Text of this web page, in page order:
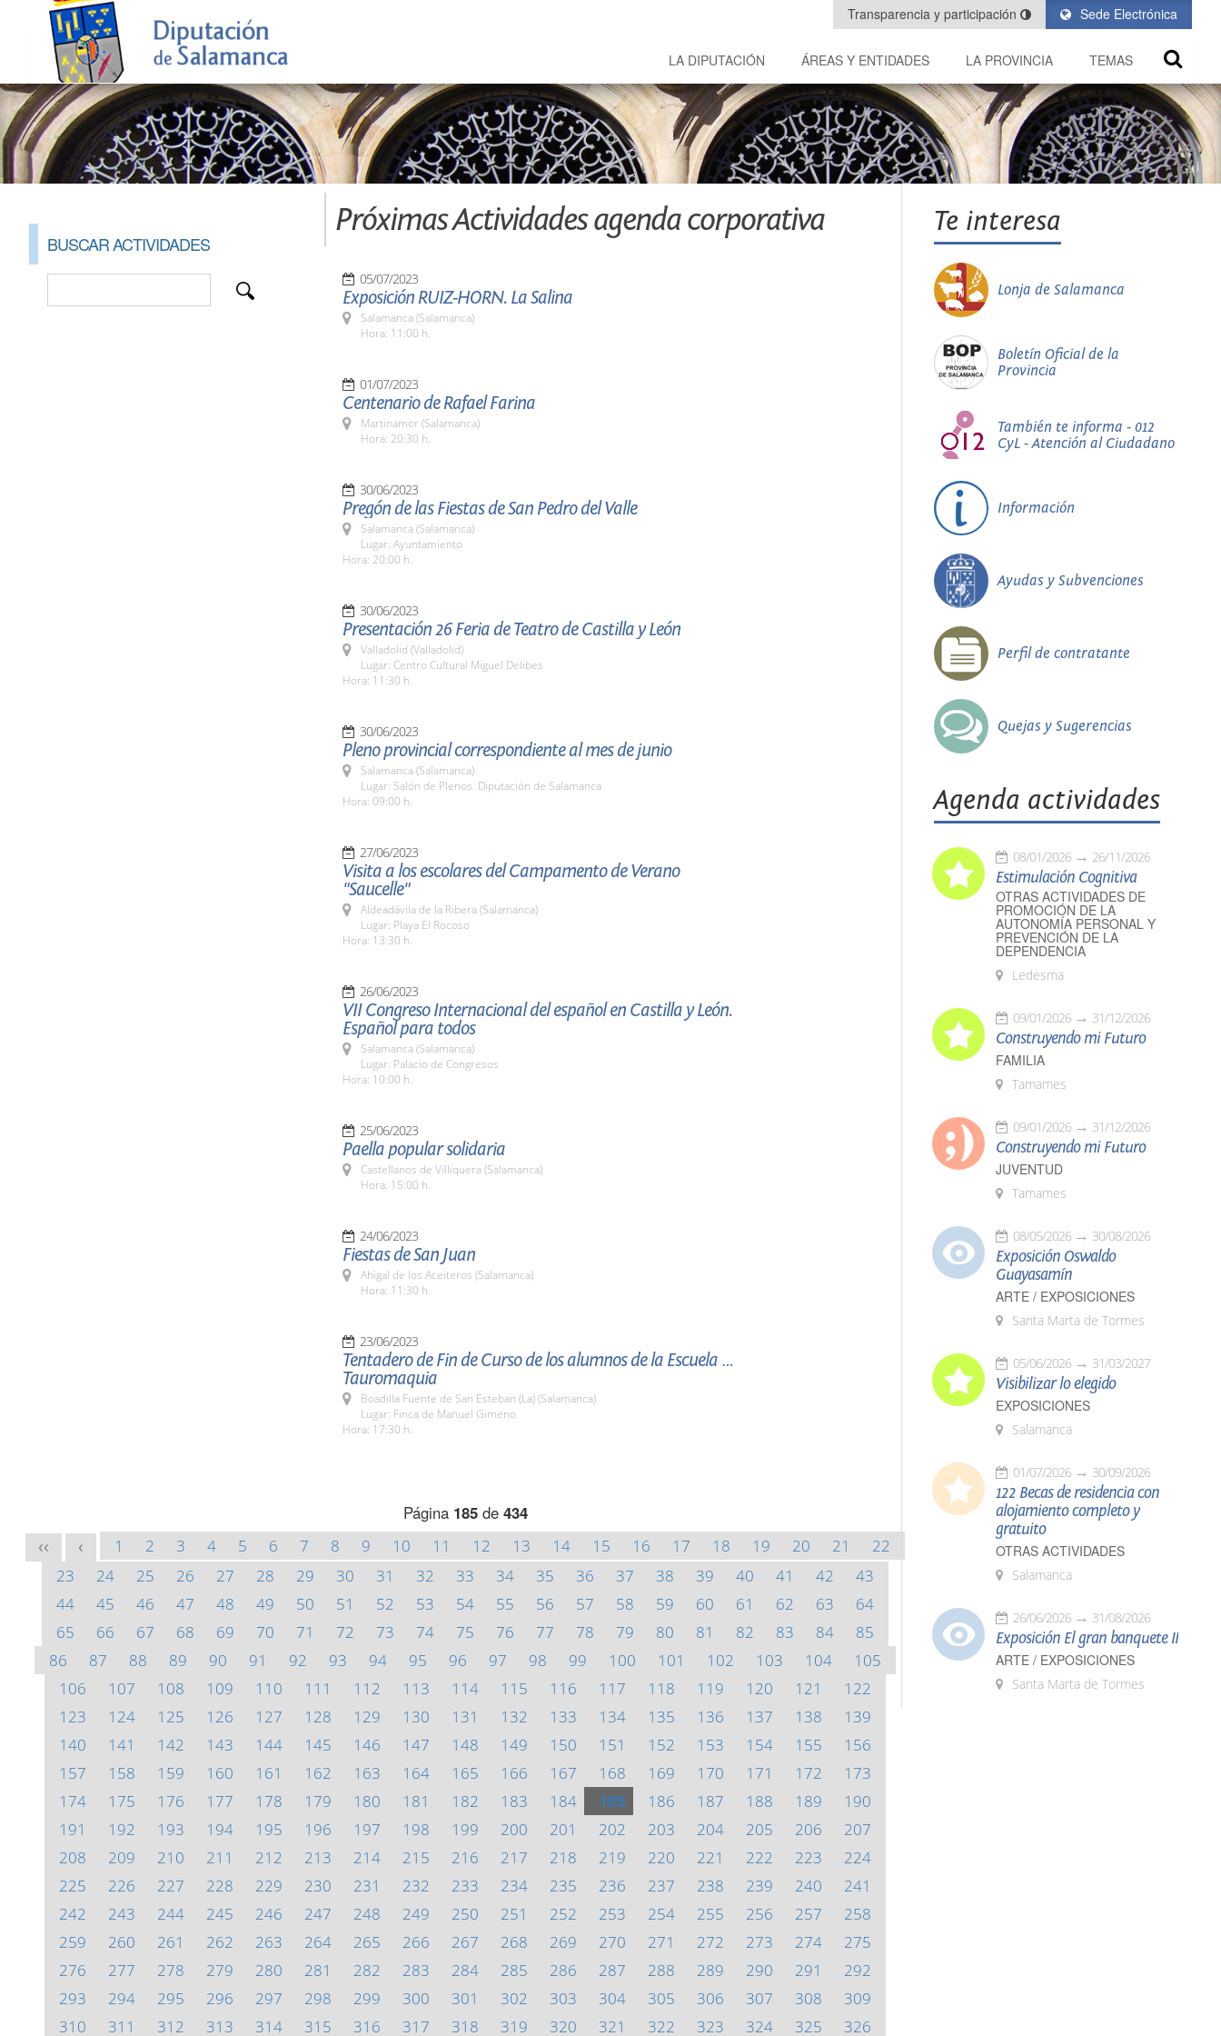
Sede Electrónica
Transparencia y participación
LA DIPUTACIÓN ÁREAS Y ENTIDADES LA PROVINCIA TEMAS
BUSCAR ACTIVIDADES
Próximas Actividades agenda corporativa
05/07/2023
Exposición RUIZ-HORN. La Salina
Salamanca (Salamanca)
Hora: 11:00 h.
01/07/2023
Centenario de Rafael Farina
Martinamor (Salamanca)
Hora: 20:30 h.
30/06/2023
Pregón de las Fiestas de San Pedro del Valle
Salamanca (Salamanca)
Lugar: Ayuntamiento
Hora: 20:00 h.
30/06/2023
Presentación 26 Feria de Teatro de Castilla y León
Valladolid (Valladolid)
Lugar: Centro Cultural Miguel Delibes
Hora: 11:30 h.
30/06/2023
Pleno provincial correspondiente al mes de junio
Salamanca (Salamanca)
Lugar: Salón de Plenos. Diputación de Salamanca
Hora: 09:00 h.
27/06/2023
Visita a los escolares del Campamento de Verano
"Saucelle"
Aldeadávila de la Ribera (Salamanca)
Lugar: Playa El Rocoso
Hora: 13:30 h.
26/06/2023
VII Congreso Internacional del español en Castilla y León.
Español para todos
Salamanca (Salamanca)
Lugar: Palacio de Congresos
Hora: 10:00 h.
25/06/2023
Paella popular solidaria
Castellanos de Villiquera (Salamanca)
Hora: 15:00 h.
24/06/2023
Fiestas de San Juan
Ahigal de los Aceiteros (Salamanca)
Hora: 11:30 h.
23/06/2023
Tentadero de Fin de Curso de los alumnos de la Escuela de
Tauromaquia
Boadilla Fuente de San Esteban (La) (Salamanca)
Lugar: Finca de Manuel Gimeno
Hora: 17:30 h.
Página 185de 434
<< < 1 2 3 4 5 6 7 8 9 10 11 12 13 14 15 16 17 18 19 20 21
22
23
24 25 26 27 28 29 30 31 32 33 34 35 36 37 38 39 40 41 42
43
44
45 46 47 48 49 50 51 52 53 54 55 56 57 58 59 60 61 62 63
64
65
66 67 68 69 70 71 72 73 74 75 76 77 78 79 80 81 82 83 84
85
86
87 88 89 90 91 92 93 94 95 96 97 98 99 100 101 102 103 104
105
106
107 108 109 110 111 112 113 114 115 116 117 118 119 120 121
122
123
124 125 126 127 128 129 130 131 132 133 134 135 136 137 138
139
140
141 142 143 144 145 146 147 148 149 150 151 152 153 154 155
156
157
158 159 160 161 162 163 164 165 166 167 168 169 170 171 172
173
174
175 176 177 178 179 180 181 182 183 184 185 186 187 188 189
190
191
192 193 194 195 196 197 198 199 200 201 202 203 204 205 206
207
208
209 210 211 212 213 214 215 216 217 218 219 220 221 222 223
224
225
226 227 228 229 230 231 232 233 234 235 236 237 238 239 240
241
242
243 244 245 246 247 248 249 250 251 252 253 254 255 256 257
258
259
260 261 262 263 264 265 266 267 268 269 270 271 272 273 274
275
276
277 278 279 280 281 282 283 284 285 286 287 288 289 290 291
292
293
294 295 296 297 298 299 300 301 302 303 304 305 306 307 308
309
310
311 312 313 314 315 316 317 318 319 320 321 322 323 324 325 326
Te interesa
Lonja de Salamanca
Boletín Oficial de la
Provincia
También te informa - 012
CyL - Atención al Ciudadano
Información
Ayudas y Subvenciones
Perfil de contratante
Quejas y Sugerencias
Agenda actividades
08/01/2026 26/11/2026
Estimulación Cognitiva
OTRAS ACTIVIDADES DE
PROMOCIÓN DE LA
AUTONOMÍA PERSONAL Y
PREVENCIÓN DE LA
DEPENDENCIA
Ledesma
09/01/2026 31/12/2026
Construyendo mi Futuro
FAMILIA
Tamames
09/01/2026 31/12/2026
Construyendo mi Futuro
JUVENTUD
Tamames
08/05/2026 30/08/2026
Exposición Oswaldo
Guayasamín
ARTE / EXPOSICIONES
Santa Marta de Tormes
05/06/2026 31/03/2027
Visibilizar lo elegido
EXPOSICIONES
Salamanca
01/07/2026 30/09/2026
122 Becas de residencia con
alojamiento completo y
gratuito
OTRAS ACTIVIDADES
Salamanca
26/06/2026 31/08/2026
Exposición El gran banquete II
ARTE / EXPOSICIONES
Santa Marta de Tormes